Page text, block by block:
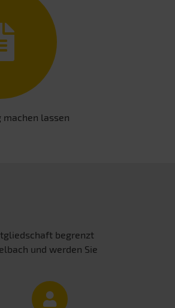
lassen
begrenzt
und werden Sie